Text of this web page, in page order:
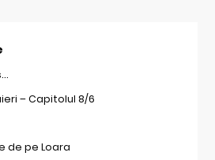
– Capitolul 8/6
de pe Loara